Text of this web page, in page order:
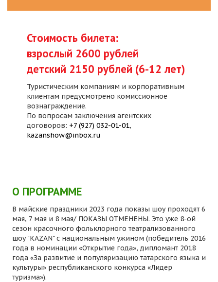
Стоимость билета:
взрослый 2600 рублей
детский 2150 рублей (6-12 лет)
Туристическим компаниям и корпоративным
клиентам предусмотрено комиссионное
вознаграждение.
По вопросам заключения агентских
договоров: +7 (927) 032-01-01,
kazanshow@inbox.ru
О ПРОГРАММЕ
В майские праздники 2023 года показы шоу проходят 6
мая, 7 мая и 8 мая/ ПОКАЗЫ ОТМЕНЕНЫ. Это уже 8-ой
сезон красочного фольклорного театрализованного
шоу "KAZAN" с национальным ужином (победитель 2016
года в номинации «Открытие года», дипломант 2018
года «За развитие и популяризацию татарского языка и
культуры» республиканского конкурса «Лидер
туризма»).